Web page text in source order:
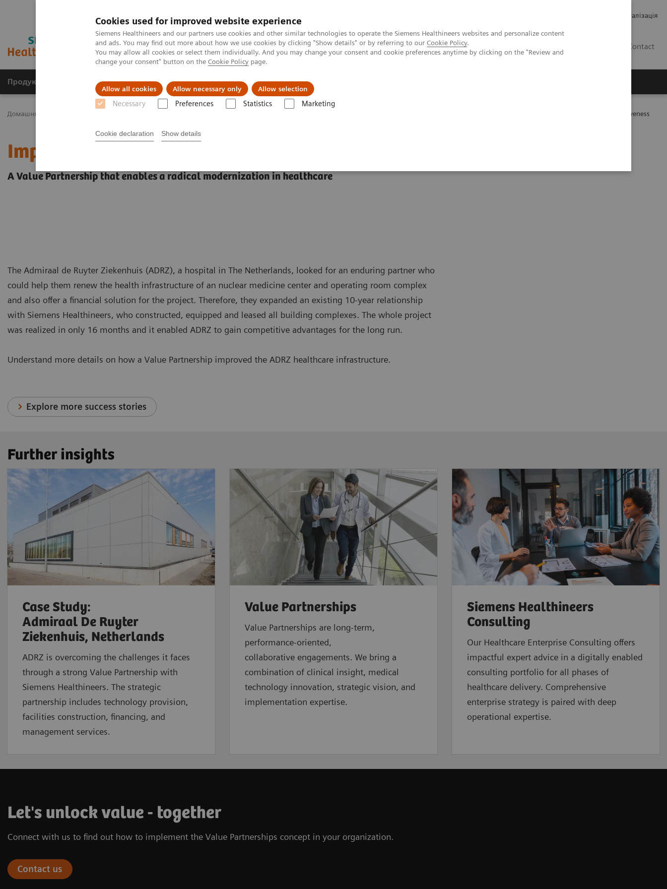
Cookies used for improved website experience
Siemens Healthineers and our partners use cookies and other similar technologies to operate the Siemens Healthineers websites and personalize content
and ads. You may find out more about how we use cookies by clicking "Show details" or by referring to our Cookie Policy.
You may allow all cookies or select them individually. And you may change your consent and cookie preferences anytime by clicking on the "Review and
change your consent" button on the Cookie Policy page.
Allow all cookies Allow necessary only Allow selection
Necessary Preferences Statistics Marketing
Cookie declaration Show details
Медична візуалізація
Contact
Продукція та сервіси Клінічні галузі Підтримка та документація
Домашня Admiraal de Ruyter Ziekenhuis entered into a Value Partnership in order to secure future competitiveness
Improving access to care
A Value Partnership that enables a radical modernization in healthcare
The Admiraal de Ruyter Ziekenhuis (ADRZ), a hospital in The Netherlands, looked for an enduring partner who
could help them renew the health infrastructure of an nuclear medicine center and operating room complex
and also offer a financial solution for the project. Therefore, they expanded an existing 10-year relationship
with Siemens Healthineers, who constructed, equipped and leased all building complexes. The whole project
was realized in only 16 months and it enabled ADRZ to gain competitive advantages for the long run.
Understand more details on how a Value Partnership improved the ADRZ healthcare infrastructure.
Explore more success stories
Further insights
Case Study:
Admiraal De Ruyter
Ziekenhuis, Netherlands
ADRZ is overcoming the challenges it faces
through a strong Value Partnership with
Siemens Healthineers. The strategic
partnership includes technology provision,
facilities construction, financing, and
management services.
Value Partnerships
Value Partnerships are long-term,
performance-oriented,
collaborative engagements. We bring a
combination of clinical insight, medical
technology innovation, strategic vision, and
implementation expertise.
Siemens Healthineers
Consulting
Our Healthcare Enterprise Consulting offers
impactful expert advice in a digitally enabled
consulting portfolio for all phases of
healthcare delivery. Comprehensive
enterprise strategy is paired with deep
operational expertise.
Let's unlock value - together
Connect with us to find out how to implement the Value Partnerships concept in your organization.
Contact us